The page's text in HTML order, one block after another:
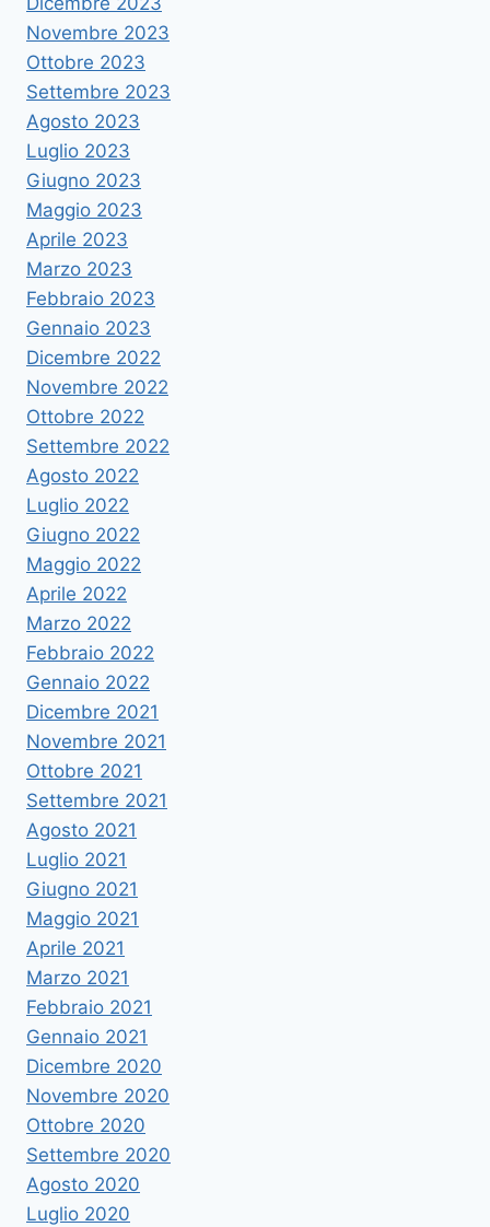
Novembre 2023
Ottobre 2023
Settembre 2023
Agosto 2023
Luglio 2023
Giugno 2023
Maggio 2023
Aprile 2023
Marzo 2023
Febbraio 2023
Gennaio 2023
Dicembre 2022
Novembre 2022
Ottobre 2022
Settembre 2022
Agosto 2022
Luglio 2022
Giugno 2022
Maggio 2022
Aprile 2022
Marzo 2022
Febbraio 2022
Gennaio 2022
Dicembre 2021
Novembre 2021
Ottobre 2021
Settembre 2021
Agosto 2021
Luglio 2021
Giugno 2021
Maggio 2021
Aprile 2021
Marzo 2021
Febbraio 2021
Gennaio 2021
Dicembre 2020
Novembre 2020
Ottobre 2020
Settembre 2020
Agosto 2020
Luglio 2020